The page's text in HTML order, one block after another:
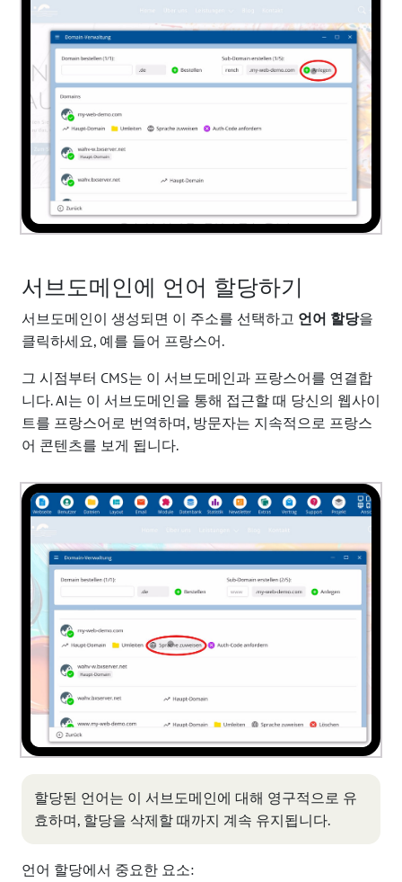
서브도메인에 언어 할당하기
서브도메인이 생성되면 이 주소를 선택하고 언어 할당을
클릭하세요, 예를 들어 프랑스어.
그 시점부터 CMS는 이 서브도메인과 프랑스어를 연결합
니다. AI는 이 서브도메인을 통해 접근할 때 당신의 웹사이
트를 프랑스어로 번역하며, 방문자는 지속적으로 프랑스
어 콘텐츠를 보게 됩니다.
할당된 언어는 이 서브도메인에 대해 영구적으로 유
효하며, 할당을 삭제할 때까지 계속 유지됩니다.
언어 할당에서 중요한 요소: